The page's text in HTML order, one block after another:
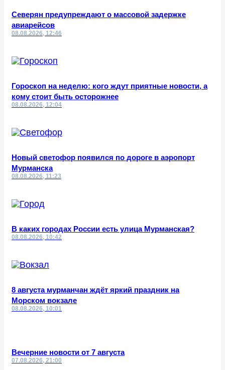
Северян предупреждают о массовой задержке
авиарейсов
08.08.2026, 12:46
Гороскоп на неделю: кого ждут приятные новости, а
кому стоит быть осторожнее
08.08.2026, 12:04
Новый светофор появился по дороге в аэропорт
Мурманска
08.08.2026, 11:23
В каких городах России есть улица Мурманская?
08.08.2026, 10:42
8 августа мурманчан ждёт яркий праздник на
Морском вокзале
08.08.2026, 10:01
Вечерние новости от 7 августа
07.08.2026, 21:00